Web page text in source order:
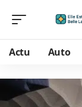
Actu Auto